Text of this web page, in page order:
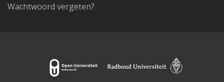
Wachtwoord vergeten?